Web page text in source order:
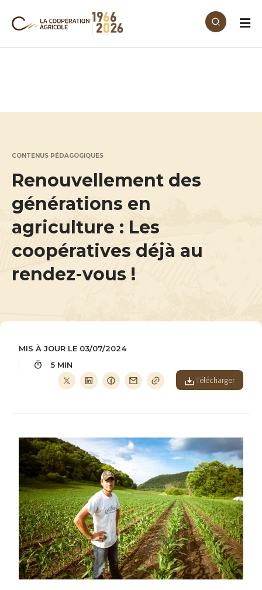
CONTENUS PÉDAGOGIQUES
Renouvellement des
générations en
agriculture : Les
coopératives déjà au
rendez-vous !
MIS À JOUR LE 03/07/2024
5 MIN
Télécharger